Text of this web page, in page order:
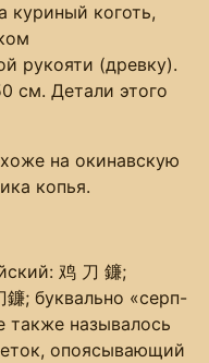
куриный коготь,
рукояти (древку).
см. Детали этого
на окинавскую
копья.
鸡 刀 鐮;
; буквально «серп-
также называлось
опоясывающий